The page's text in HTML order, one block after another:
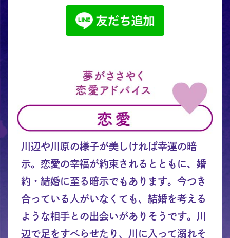
川辺や川原の様子が美しければ幸運の暗
示。恋愛の幸福が約束されるとともに、婚
約・結婚に至る暗示でもあります。今つき
合っている人がいなくても、結婚を考える
ような相手との出会いがありそうです。川
辺で足をすべらせたり、川に入って溺れそ